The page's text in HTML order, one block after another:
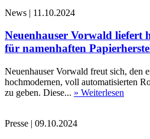
News | 11.10.2024
Neuenhauser Vorwald liefert
für namenhaften
Neuenhauser Vorwald freut sich, den
hochmodernen, voll automatisierten
zu geben. Diese... » Weiterlesen
Presse | 09.10.2024